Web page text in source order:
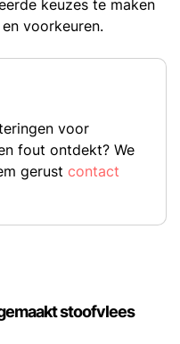
keuzes te maken
voorkeuren.
voor
fout ontdekt? We
gerust contact
stoofvlees